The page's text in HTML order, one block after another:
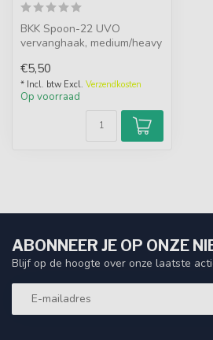
BKK Spoon-22 UVO
vervanghaak, medium/heavy
aantrekk...
€5,50
* Incl. btw Excl. Verzendkosten
Op voorraad
ABONNEER JE OP ONZE
Blijf op de hoogte over onze laatste